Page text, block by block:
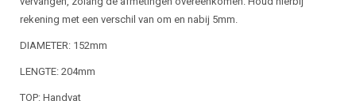
rekening met een verschil van om en nabij 5mm.
DIAMETER: 152mm
LENGTE: 204mm
TOP: Handvat